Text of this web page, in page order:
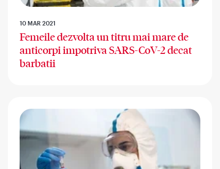
10 MAR 2021
Femeile dezvolta un titru mai mare de
anticorpi impotriva SARS-CoV-2 decat
barbatii